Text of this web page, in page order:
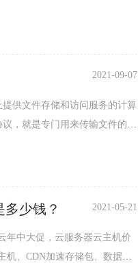
2021-09-07
提供文件存储和访问服务的计算
，就是专门用来传输文件的协
少钱？ 2021-05-21
年中大促，云服务器云主机价
机、CDN加速存储包、数据